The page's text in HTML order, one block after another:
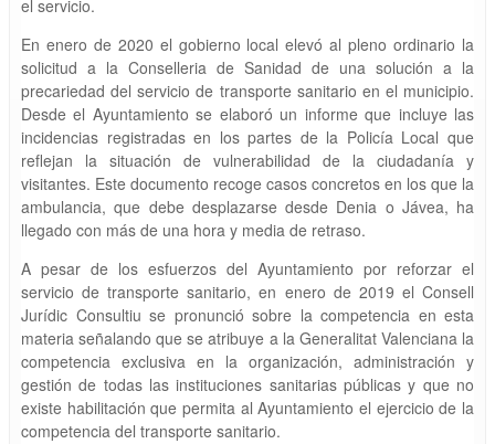
el servicio.
En enero de 2020 el gobierno local elevó al pleno ordinario la
solicitud a la Conselleria de Sanidad de una solución a la
precariedad del servicio de transporte sanitario en el municipio.
Desde el Ayuntamiento se elaboró un informe que incluye las
incidencias registradas en los partes de la Policía Local que
reflejan la situación de vulnerabilidad de la ciudadanía y
visitantes. Este documento recoge casos concretos en los que la
ambulancia, que debe desplazarse desde Denia o Jávea, ha
llegado con más de una hora y media de retraso.
A pesar de los esfuerzos del Ayuntamiento por reforzar el
servicio de transporte sanitario, en enero de 2019 el Consell
Jurídic Consultiu se pronunció sobre la competencia en esta
materia señalando que se atribuye a la Generalitat Valenciana la
competencia exclusiva en la organización, administración y
gestión de todas las instituciones sanitarias públicas y que no
existe habilitación que permita al Ayuntamiento el ejercicio de la
competencia del transporte sanitario.